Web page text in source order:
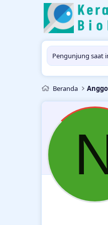
Pengunjung saat
Beranda